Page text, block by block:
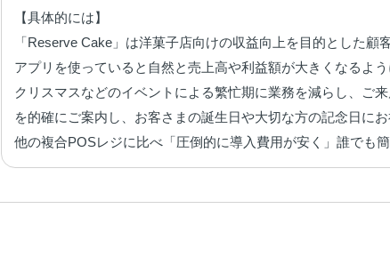
【具体的には】
「Reserve Cake」は洋菓子店向けの収益向上を目的とした顧
アプリを使っていると自然と売上高や利益額が大きくなるよう
クリスマスなどのイベントによる繁忙期に業務を減らし、ご
を的確にご案内し、お客さまの誕生日や大切な方の記念日に
他の複合POSレジに比べ「圧倒的に導入費用が安く」誰でも簡